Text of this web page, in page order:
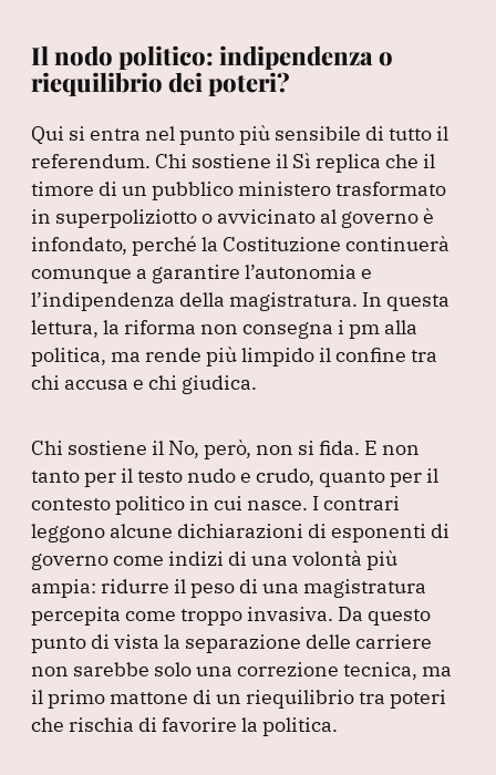
Il nodo politico: indipendenza o
riequilibrio dei poteri?
Qui si entra nel punto più sensibile di tutto il
referendum. Chi sostiene il Sì replica che il
timore di un pubblico ministero trasformato
in superpoliziotto o avvicinato al governo è
infondato, perché la Costituzione continuerà
comunque a garantire l’autonomia e
l’indipendenza della magistratura. In questa
lettura, la riforma non consegna i pm alla
politica, ma rende più limpido il confine tra
chi accusa e chi giudica.
Chi sostiene il No, però, non si fida. E non
tanto per il testo nudo e crudo, quanto per il
contesto politico in cui nasce. I contrari
leggono alcune dichiarazioni di esponenti di
governo come indizi di una volontà più
ampia: ridurre il peso di una magistratura
percepita come troppo invasiva. Da questo
punto di vista la separazione delle carriere
non sarebbe solo una correzione tecnica, ma
il primo mattone di un riequilibrio tra poteri
che rischia di favorire la politica.